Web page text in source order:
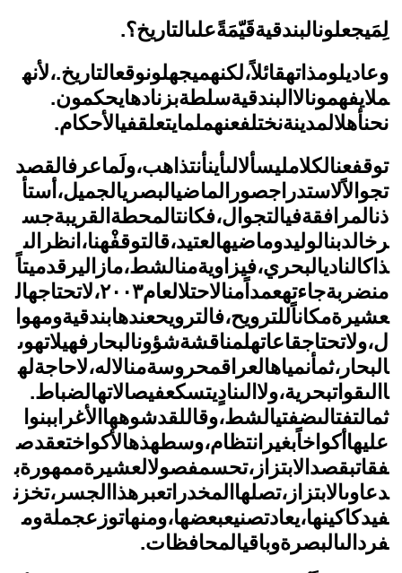
لِمَيجعلونالبندقيةقَيّمَةًعلىالتاريخ؟.
وعاديلومذاتهقائلاً،لكنهميجهلونوقعالتاريخ.،لأنه
ملايفهمونالاالبندقيةسلطةبزنادهايحكمون.
نحنأهلالمدينةنختلفعنهملمايتعلقفيالأحكام.
توقفعنالكلامليسألالىأينأنتذاهب،ولَماعرفالقصد
تجوالاًلاستدراجصورالماضيالبصريالجميل،أستأ
ذنالمرافقةفيالتجوال،فكانتالمحطةالقريبةجس
رخالدبنالوليدوماضيهالعتيد،قالتوقفْهنا،انظرالى
ذاكالناديالبحري،فيزاويةمنالشط،مازاليرقدميتاً
منضربةجاءتهعمداًمنالاحتلالعام٢٠٠٣،لاتحتاجهال
عشيرةمكاناًللترويح،فالترويحعندهابندقيةومهوا
ل،ولاتحتاجقاعاتهلمناقشةشؤونالبحارفهيلاتهوى
البحار،ثمأنمياهالعراقمحروسةمنالاله،لاحاجةله
االىقواتبحرية،ولاالىنادٍيتسكعفيصالاتهالضباط.
ثمالتفتالىضفتيالشط،وقاللقدشوههاالأغراببنوا
عليهاأكواخاًبغيرانتظام،وسطهذهالأكواختعقدص
فقاتبقصدالابتزاز،تحسمفصولالعشيرةممهورةب
دعاوىالابتزاز،تصلهاالمخدراتعبرهذاالجسر،تخزن
فيدكاكينها،يعادتصنيعبعضها،ومنهاتوزعجملةوم
فردالىالبصرةوباقيالمحافظات.